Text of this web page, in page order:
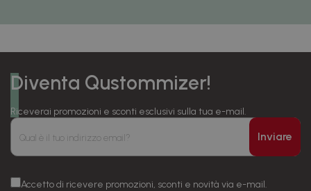
Diventa Qustommizer!
Riceverai promozioni e sconti esclusivi sulla tua e-mail.
Inviare
Accetto di ricevere promozioni, sconti e novità via e-mail.